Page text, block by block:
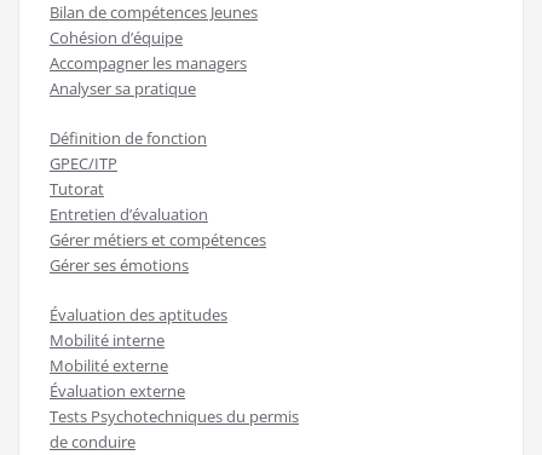
Bilan de compétences Jeunes
Cohésion d’équipe
Accompagner les managers
Analyser sa pratique
Définition de fonction
GPEC/ITP
Tutorat
Entretien d’évaluation
Gérer métiers et compétences
Gérer ses émotions
Évaluation des aptitudes
Mobilité interne
Mobilité externe
Évaluation externe
Tests Psychotechniques du permis
de conduire